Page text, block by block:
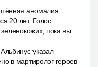
аномалия.
20 лет. Голос
пока вы
указал
в мартиролог героев